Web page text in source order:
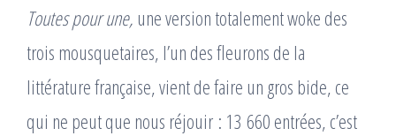
Toutes pour une, une version totalement woke des
trois mousquetaires, l’un des fleurons de la
littérature française, vient de faire un gros bide, ce
qui ne peut que nous réjouir : 13 660 entrées, c’est